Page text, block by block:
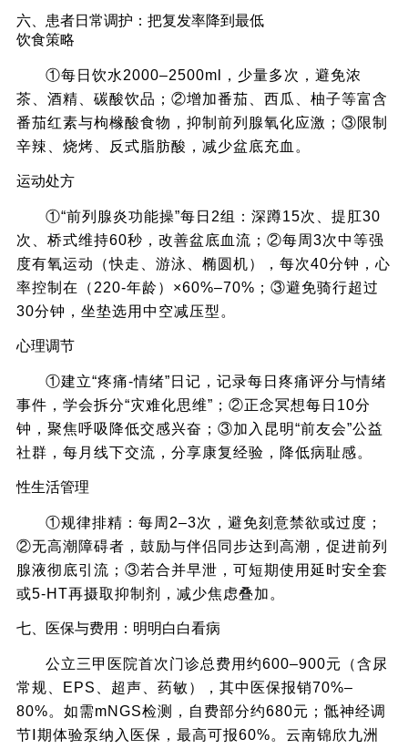
六、患者日常调护：把复发率降到最低
饮食策略
①每日饮水2000–2500ml，少量多次，避免浓
茶、酒精、碳酸饮品；②增加番茄、西瓜、柚子等富含
番茄红素与枸橼酸食物，抑制前列腺氧化应激；③限制
辛辣、烧烤、反式脂肪酸，减少盆底充血。
运动处方
①“前列腺炎功能操”每日2组：深蹲15次、提肛30
次、桥式维持60秒，改善盆底血流；②每周3次中等强
度有氧运动（快走、游泳、椭圆机），每次40分钟，心
率控制在（220-年龄）×60%–70%；③避免骑行超过
30分钟，坐垫选用中空减压型。
心理调节
①建立“疼痛-情绪”日记，记录每日疼痛评分与情绪
事件，学会拆分“灾难化思维”；②正念冥想每日10分
钟，聚焦呼吸降低交感兴奋；③加入昆明“前友会”公益
社群，每月线下交流，分享康复经验，降低病耻感。
性生活管理
①规律排精：每周2–3次，避免刻意禁欲或过度；
②无高潮障碍者，鼓励与伴侣同步达到高潮，促进前列
腺液彻底引流；③若合并早泄，可短期使用延时安全套
或5-HT再摄取抑制剂，减少焦虑叠加。
七、医保与费用：明明白白看病
公立三甲医院首次门诊总费用约600–900元（含尿
常规、EPS、超声、药敏），其中医保报销70%–
80%。如需mNGS检测，自费部分约680元；骶神经调
节Ⅰ期体验泵纳入医保，最高可报60%。云南锦欣九洲